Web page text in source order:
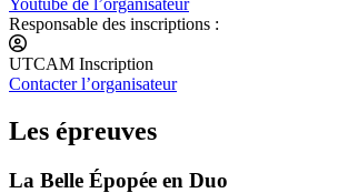
Responsable des inscriptions :
UTCAM Inscription
Contacter l’organisateur
Les épreuves
La Belle Épopée en Duo